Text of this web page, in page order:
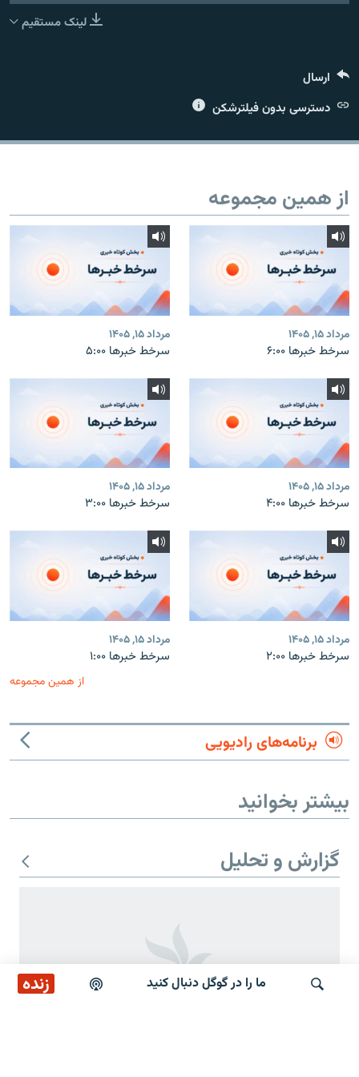
ما را در گوگل دنبال کنید زنده
لینک مستقیم
ارسال
دسترسی بدون فیلترشکن
از همین مجموعه
مرداد ۱۵, ۱۴۰۵
سرخط خبرها ۶:۰۰
مرداد ۱۵, ۱۴۰۵
سرخط خبرها ۵:۰۰
مرداد ۱۵, ۱۴۰۵
سرخط خبرها ۴:۰۰
مرداد ۱۵, ۱۴۰۵
سرخط خبرها ۳:۰۰
مرداد ۱۵, ۱۴۰۵
سرخط خبرها ۲:۰۰
مرداد ۱۵, ۱۴۰۵
سرخط خبرها ۱:۰۰
از همین مجموعه
برنامه‌های رادیویی
بیشتر بخوانید
گزارش و تحلیل